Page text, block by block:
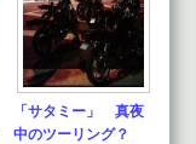
「サタミー」 真夜
中のツーリング？